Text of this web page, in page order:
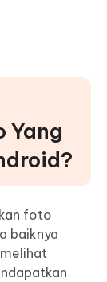
Yang
foto
baiknya